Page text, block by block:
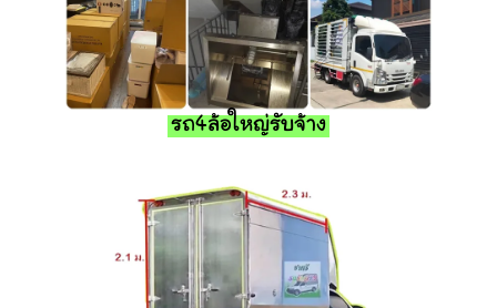
รถ4ล้อใหญ่รับจ้าง